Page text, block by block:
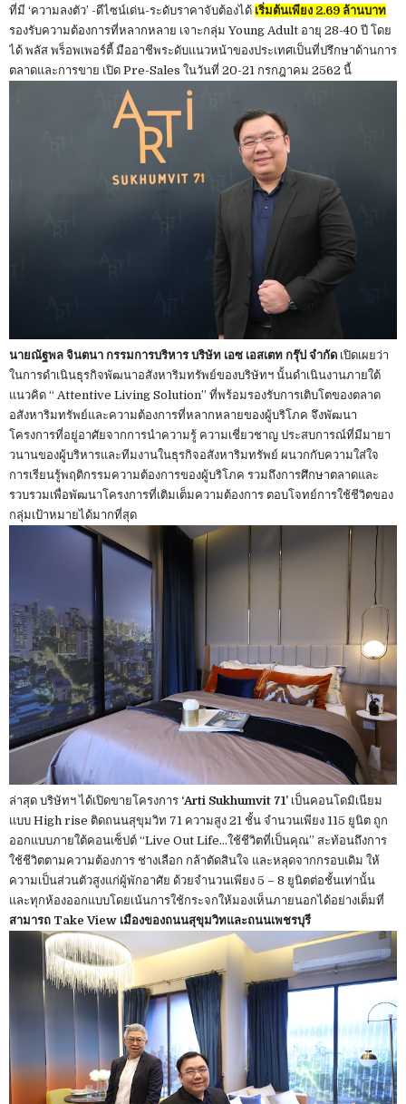
ที่มี ‘ความลงตัว’ -ดีไซน์เด่น-ระดับราคาจับต้องได้ เริ่มต้นเพียง 2.69 ล้านบาท
รองรับความต้องการที่หลากหลาย เจาะกลุ่ม Young Adult อายุ 28-40 ปี โดย
ได้ พลัส พร็อพเพอร์ตี้ มืออาชีพระดับแนวหน้าของประเทศเป็นที่ปรึกษาด้านการ
ตลาดและการขาย เปิด Pre-Sales ในวันที่ 20-21 กรกฎาคม 2562 นี้
นายณัฐพล จินตนา กรรมการบริหาร บริษัท เอซ เอสเตท กรุ๊ป จำกัด เปิดเผยว่า
ในการดำเนินธุรกิจพัฒนาอสังหาริมทรัพย์ของบริษัทฯ นั้นดำเนินงานภายใต้
แนวคิด “ Attentive Living Solution” ที่พร้อมรองรับการเติบโตของตลาด
อสังหาริมทรัพย์และความต้องการที่หลากหลายของผู้บริโภค จึงพัฒนา
โครงการที่อยู่อาศัยจากการนำความรู้ ความเชี่ยวชาญ ประสบการณ์ที่มีมายา
วนานของผู้บริหารและทีมงานในธุรกิจอสังหาริมทรัพย์ ผนวกกับความใส่ใจ
การเรียนรู้พฤติกรรมความต้องการของผู้บริโภค รวมถึงการศึกษาตลาดและ
รวบรวมเพื่อพัฒนาโครงการที่เติมเต็มความต้องการ ตอบโจทย์การใช้ชีวิตของ
กลุ่มเป้าหมายได้มากที่สุด
ล่าสุด บริษัทฯ ได้เปิดขายโครงการ ‘Arti Sukhumvit 71’ เป็นคอนโดมิเนียม
แบบ High rise ติดถนนสุขุมวิท 71 ความสูง 21 ชั้น จำนวนเพียง 115 ยูนิต ถูก
ออกแบบภายใต้คอนเซ็ปต์ “Live Out Life…ใช้ชีวิตที่เป็นคุณ” สะท้อนถึงการ
ใช้ชีวิตตามความต้องการ ช่างเลือก กล้าตัดสินใจ และหลุดจากกรอบเดิม ให้
ความเป็นส่วนตัวสูงแก่ผู้พักอาศัย ด้วยจำนวนเพียง 5 – 8 ยูนิตต่อชั้นเท่านั้น
และทุกห้องออกแบบโดยเน้นการใช้กระจกให้มองเห็นภายนอกได้อย่างเต็มที่
สามารถ Take View เมืองของถนนสุขุมวิทและถนนเพชรบุรี